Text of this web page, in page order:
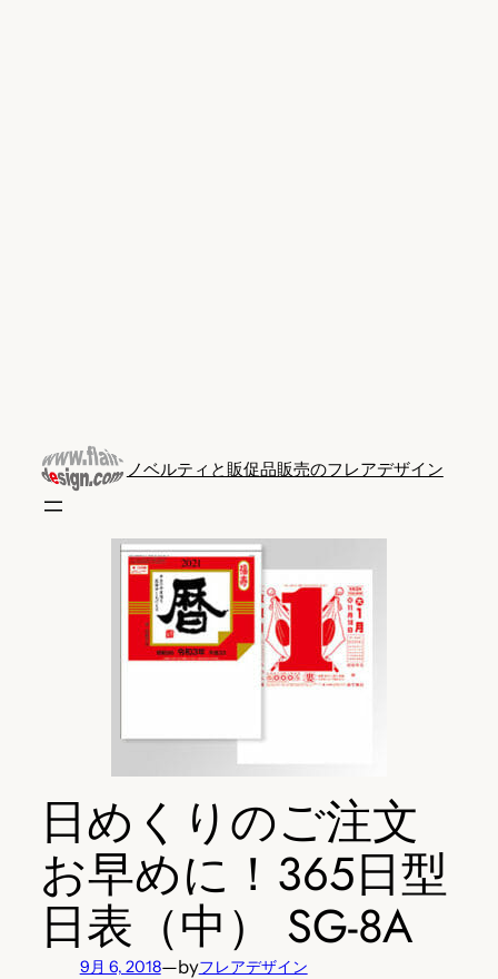
ノベルティと販促品販売のフレアデザイン
日めくりのご注文
お早めに！365日型
日表（中） SG-8A
9月 6, 2018—byフレアデザイン